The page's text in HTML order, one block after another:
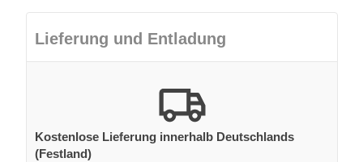
Lieferung und Entladung
Kostenlose Lieferung innerhalb Deutschlands
(Festland)